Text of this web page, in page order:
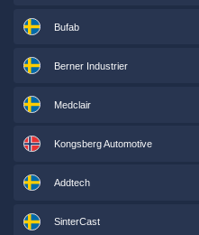
Bufab
Berner Industrier
Medclair
Kongsberg Automotive
Addtech
SinterCast